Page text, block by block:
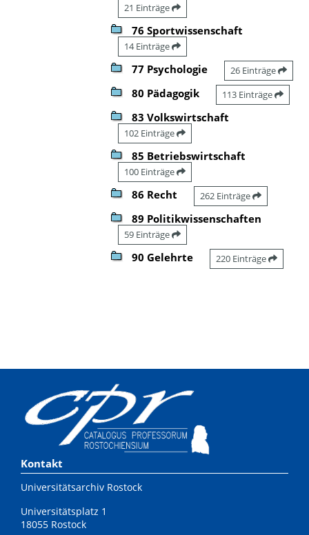
21 Einträge
76 Sportwissenschaft
14 Einträge
77 Psychologie 26 Einträge
80 Pädagogik 113 Einträge
83 Volkswirtschaft
102 Einträge
85 Betriebswirtschaft
100 Einträge
86 Recht 262 Einträge
89 Politikwissenschaften
59 Einträge
90 Gelehrte 220 Einträge
Kontakt
Universitätsarchiv Rostock
Universitätsplatz 1
18055 Rostock